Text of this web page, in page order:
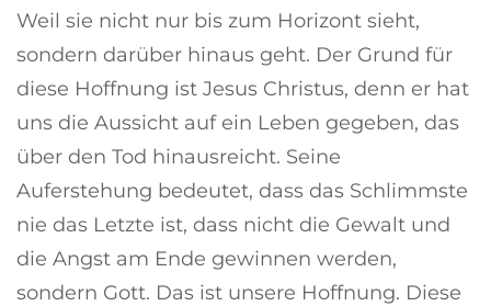
Weil sie nicht nur bis zum Horizont sieht,
sondern darüber hinaus geht. Der Grund für
diese Hoffnung ist Jesus Christus, denn er hat
uns die Aussicht auf ein Leben gegeben, das
über den Tod hinausreicht. Seine
Auferstehung bedeutet, dass das Schlimmste
nie das Letzte ist, dass nicht die Gewalt und
die Angst am Ende gewinnen werden,
sondern Gott. Das ist unsere Hoffnung. Diese